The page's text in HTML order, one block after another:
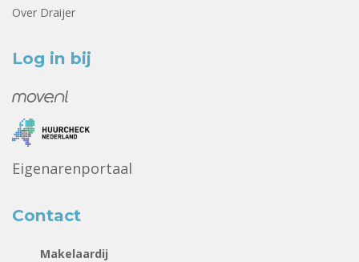
Over Draijer
Log in bij
Eigenarenportaal
Contact
Makelaardij